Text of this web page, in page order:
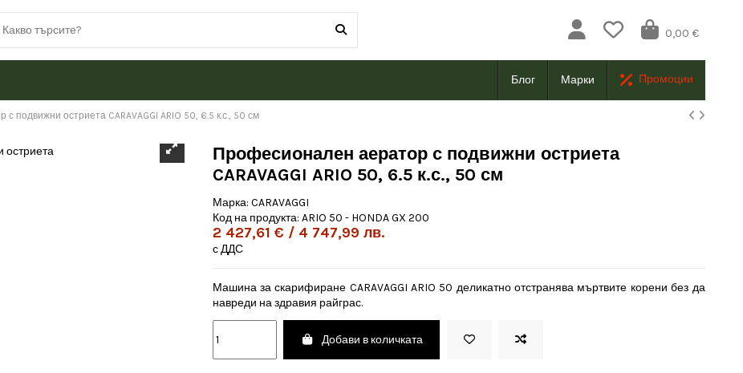
0,00 €
Промоции
Марки
Блог
подвижни остриета CARAVAGGI ARIO 50, 6.5 к.с., 50 см
Професионален аератор с подвижни остриета
CARAVAGGI ARIO 50, 6.5 к.с., 50 см
Марка: CARAVAGGI
Код на продукта: ARIO 50 - HONDA GX 200
2 427,61 € / 4 747,99 лв.
с ДДС
Машина за скарифиране CARAVAGGI ARIO 50 деликатно отстранява мъртвите корени без да
навреди на здравия райграс.
Добави в количката